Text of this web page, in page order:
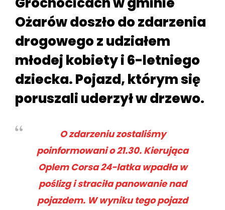
Ożarów doszło do zdarzenia
drogowego z udziałem
młodej kobiety i 6-letniego
dziecka. Pojazd, którym się
poruszali uderzył w drzewo.
O zdarzeniu zostaliśmy
poinformowani o 21.30. Kierująca
Oplem Corsa 24-latka wpadła w
poślizg i straciła panowanie nad
pojazdem. W wyniku tego pojazd